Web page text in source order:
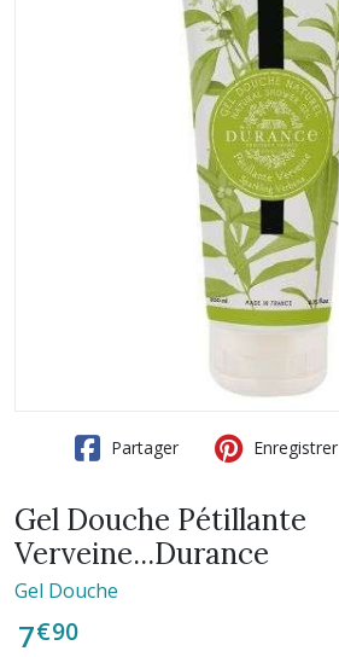
Partager Enregistrer
Gel Douche Pétillante
Verveine...Durance
Gel Douche
7€90